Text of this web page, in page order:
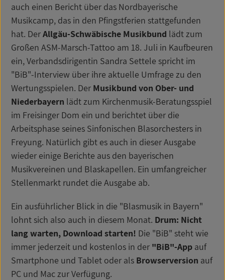
auch einen Bericht über das Nordbayerische
Musikcamp, das in den Pfingstferien stattgefunden
hat. DerAllgäu-Schwäbische Musikbund lädt zum
Großen ASM-Marsch-Tattoo am 18. Juli in Kaufbeuren
ein, Verbandsdirigentin Sandra Settele spricht im
"BiB"-Interview über ihre aktuelle Umfrage zu den
Wertungsspielen. Der Musikbund von Ober- und
Niederbayern lädt zum Kirchenmusik-Beratungsspiel
im Freisinger Dom ein und berichtet über die
Arbeitsphase seines Sinfonischen Blasorchesters in
Freyung. Natürlich gibt es auch in dieser Ausgabe
wieder einige Berichte aus den bayerischen
Musikvereinen und Blaskapellen. Ein umfangreicher
Stellenmarkt rundet die Ausgabe ab.
Ein ausführlicher Blick in die "Blasmusik in Bayern"
lohnt sich also auch in diesem Monat. Drum: Nicht
lang warten, Download starten! Die "BiB" steht wie
immer jederzeit und kostenlos in der "BiB"-App auf
Smartphone und Tablet oder als Browserversion auf
PC und Mac zur Verfügung.